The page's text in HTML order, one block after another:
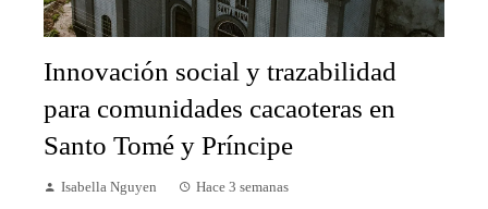
Innovación social y trazabilidad
para comunidades cacaoteras en
Santo Tomé y Príncipe
Isabella Nguyen Hace 3 semanas